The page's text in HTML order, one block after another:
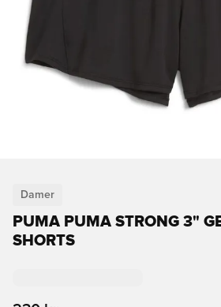
Damer
PUMA PUMA STRONG 3"
SHORTS